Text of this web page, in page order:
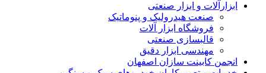
ابزارآلات و ابزار صنعتی
صنعت هیدرولیک و پنوماتیک
فروشگاه ابزار آلات
قالبسازی صنعتی
مهندسی ابزار دقیق
انجمن کابینت سازان اصفهان